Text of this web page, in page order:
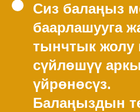
Сиз балаңыз
баарлашууга
тынчтык жолу
сүйлөшүү
үйрөнөсүз.
Балаңыздын